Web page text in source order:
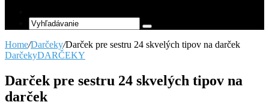
Article
Vyhľadávanie
Home/Darčeky/Darček pre sestru 24 skvelých tipov na darček
DarčekyDARČEKY
Darček pre sestru 24 skvelých tipov na
darček